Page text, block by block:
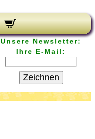
Unsere Newsletter:
Ihre E-Mail:
Zeichnen